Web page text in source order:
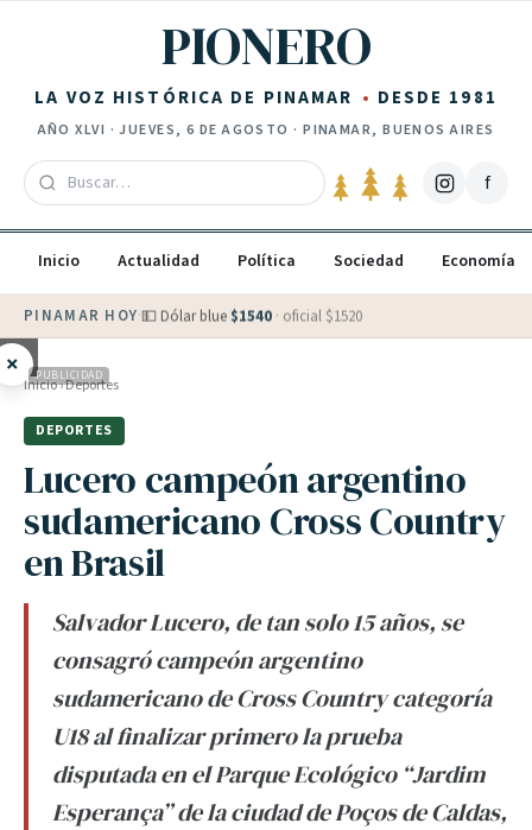
PIONERO
LA VOZ HISTÓRICA DE PINAMAR DESDE 1981
AÑOXLVI ·JUEVES, 6 DE AGOSTO · PINAMAR, BUENOS AIRES
f
Inicio Actualidad Política Sociedad Economía
PINAMAR HOY·💵 Dólar blue $1540 · oficial $1520
× PUBLICIDAD
Inicio›Deportes
DEPORTES
Lucero campeón argentino
sudamericano Cross Country
en Brasil
Salvador Lucero, de tan solo 15 años, se
consagró campeón argentino
sudamericano de Cross Country categoría
U18 al finalizar primero la prueba
disputada en el Parque Ecológico “Jardim
Esperança” de la ciudad de Poços de Caldas,